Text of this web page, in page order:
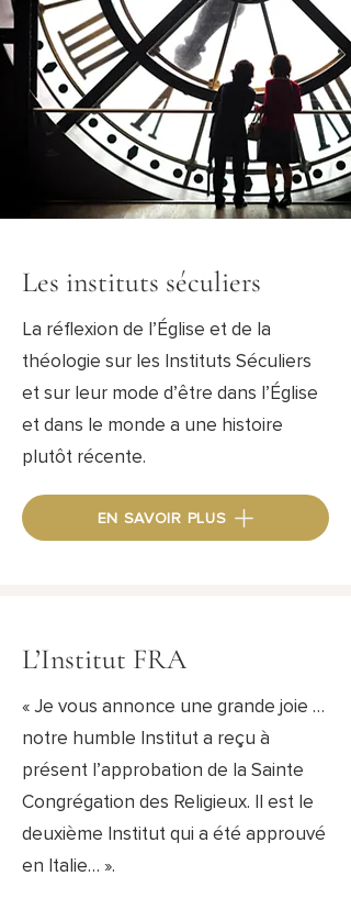
Les instituts séculiers
La réflexion de l’Église et de la
théologie sur les Instituts Séculiers
et sur leur mode d’être dans l’Église
et dans le monde a une histoire
plutôt récente.
EN SAVOIR PLUS
L’Institut FRA
« Je vous annonce une grande joie …
notre humble Institut a reçu à
présent l’approbation de la Sainte
Congrégation des Religieux. Il est le
deuxième Institut qui a été approuvé
en Italie… ».